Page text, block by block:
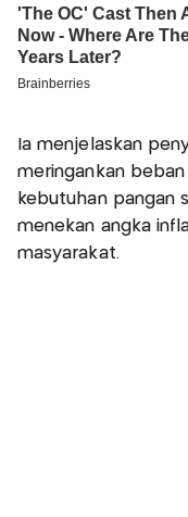
Ia menjelaskan
meringankan
kebutuhan pangan
menekan angka
masyarakat.